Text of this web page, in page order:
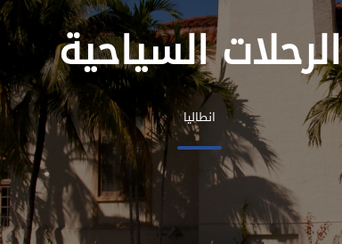
الرحلات السياحية
انطاليا